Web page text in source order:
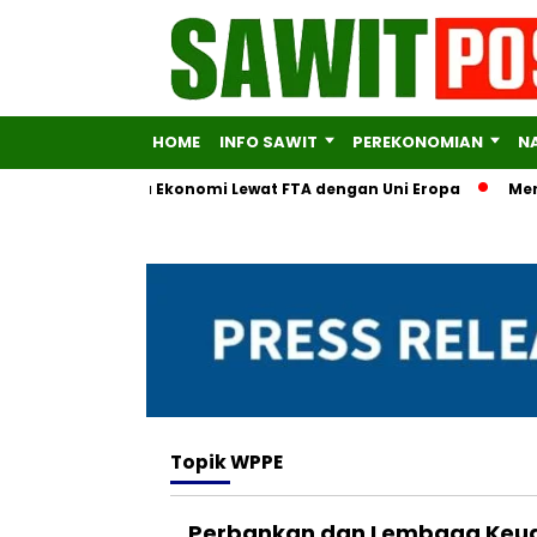
HOME INFO SAWIT PEREKONOMIAN
Mitra Ekonomi Lewat FTA dengan Uni Eropa
TopikWPPE